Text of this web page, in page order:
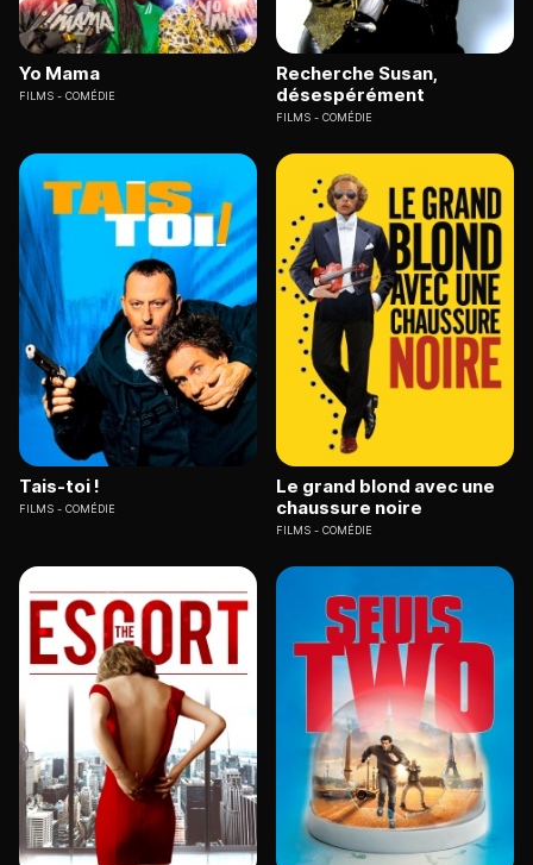
Yo Mama
FILMS COMÉDIE
Recherche Susan,
désespérément
FILMS COMÉDIE
Tais-toi !
FILMS COMÉDIE
Le grand blond avec une
chaussure noire
FILMS COMÉDIE